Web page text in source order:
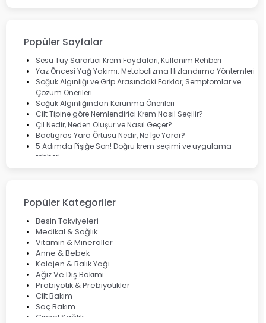
Lansinoh
Cebrolux
Dermoskin
Marvis
Rcfarma
Popüler Sayfalar
Sesu Tüy Sarartıcı Krem Faydaları, Kullanım Rehberi
Yaz Öncesi Yağ Yakımı: Metabolizma Hızlandırma Yöntemleri
Soğuk Algınlığı ve Grip Arasındaki Farklar, Semptomlar ve
Çözüm Önerileri
Soğuk Algınlığından Korunma Önerileri
Cilt Tipine göre Nemlendirici Krem Nasıl Seçilir?
Çil Nedir, Neden Oluşur ve Nasıl Geçer?
Bactigras Yara Örtüsü Nedir, Ne İşe Yarar?
5 Adımda Pişiğe Son! Doğru krem seçimi ve uygulama
rehberi
Çözüm Yolları
Bocavirüs Enfeksiyonu Hakkında Bilmeniz Gerekenler
Deep Flex Topraklama Matı Nedir? Detaylı Rehber
Mumiyo Nedir? Faydaları ve Kullanım Alanları Nelerdir?
Popüler Kategoriler
Besin Takviyeleri
Medikal & Sağlık
Vitamin & Mineraller
Anne & Bebek
Kolajen & Balık Yağı
Ağız Ve Diş Bakımı
Probiyotik & Prebiyotikler
Cilt Bakım
Saç Bakım
Cinsel Sağlık